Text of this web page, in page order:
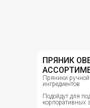
ПРЯНИК
Пряники
ингредиентов
Подойдут для
корпоративных